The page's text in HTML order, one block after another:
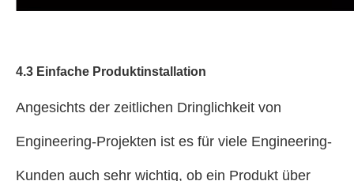
4.3 Einfache Produktinstallation
Angesichts der zeitlichen Dringlichkeit von
Engineering-Projekten ist es für viele Engineering-
Kunden auch sehr wichtig, ob ein Produkt über